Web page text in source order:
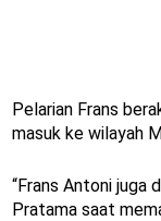
Pelarian Frans
masuk ke wilayah
“Frans Antoni juga
Pratama saat